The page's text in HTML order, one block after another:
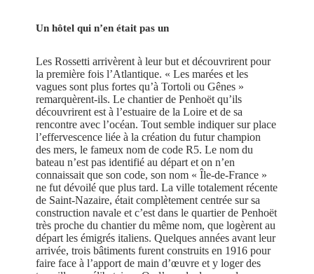
Un hôtel qui n’en était pas un
Les Rossetti arrivèrent à leur but et découvrirent pour
la première fois l’Atlantique. « Les marées et les
vagues sont plus fortes qu’à Tortoli ou Gênes »
remarquèrent-ils. Le chantier de Penhoët qu’ils
découvrirent est à l’estuaire de la Loire et de sa
rencontre avec l’océan. Tout semble indiquer sur place
l’effervescence liée à la création du futur champion
des mers, le fameux nom de code R5. Le nom du
bateau n’est pas identifié au départ et on n’en
connaissait que son code, son nom « Île-de-France »
ne fut dévoilé que plus tard. La ville totalement récente
de Saint-Nazaire, était complètement centrée sur sa
construction navale et c’est dans le quartier de Penhoët
très proche du chantier du même nom, que logèrent au
départ les émigrés italiens. Quelques années avant leur
arrivée, trois bâtiments furent construits en 1916 pour
faire face à l’apport de main d’œuvre et y loger des